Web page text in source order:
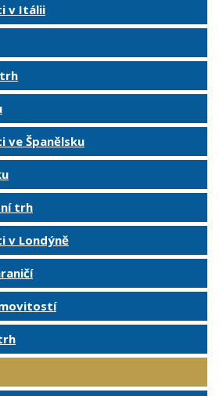
v Itálii
ve Španělsku
trh
v Londýně